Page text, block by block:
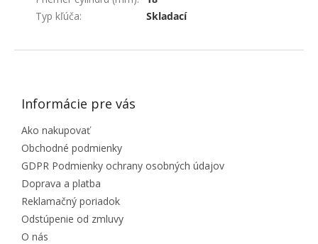
Typ kľúča: Skladací
ZÁPÄTIE
Informácie pre vás
Ako nakupovať
Obchodné podmienky
GDPR Podmienky ochrany osobných údajov
Doprava a platba
Reklamačný poriadok
Odstúpenie od zmluvy
O nás